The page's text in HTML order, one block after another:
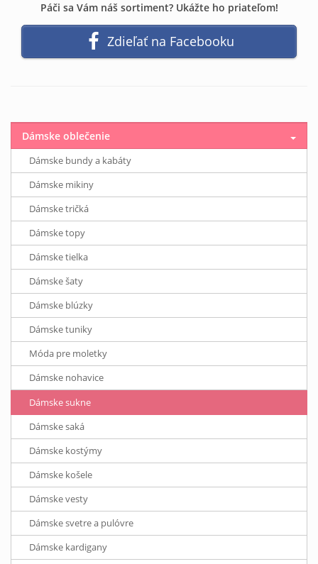
Páči sa Vám náš sortiment? Ukážte ho priateľom!
Zdieľať na Facebooku
Dámske oblečenie
Dámske bundy a kabáty
Dámske mikiny
Dámske tričká
Dámske topy
Dámske tielka
Dámske šaty
Dámske blúzky
Dámske tuniky
Móda pre moletky
Dámske nohavice
Dámske sukne
Dámske saká
Dámske kostýmy
Dámske košele
Dámske vesty
Dámske svetre a pulóvre
Dámske kardigany